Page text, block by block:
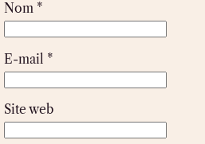
Nom *
E-mail *
Site web